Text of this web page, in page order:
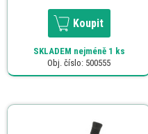
Koupit
SKLADEM nejméně 1 ks
Obj. číslo: 500555